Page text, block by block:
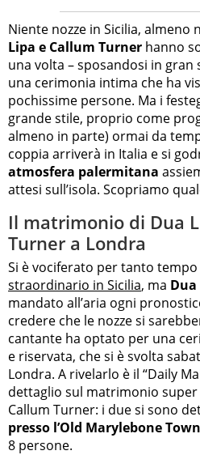
Niente nozze in Sicilia, almeno
Lipa e Callum Turner hanno
una volta – sposandosi in gran
una cerimonia intima che ha
pochissime persone. Ma i
grande stile, proprio come
almeno in parte) ormai da
coppia arriverà in Italia e si
atmosfera palermitana
attesi sull’isola. Scopriamo
Il matrimonio di Dua
Turner a Londra
Si è vociferato per tanto
straordinario in Sicilia, ma Dua
mandato all’aria ogni
credere che le nozze si
cantante ha optato per una
e riservata, che si è svolta
Londra. A rivelarlo è il “Daily
dettaglio sul matrimonio super
Callum Turner: i due si sono
presso l’Old Marylebone
8 persone.